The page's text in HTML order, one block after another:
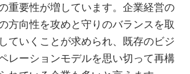
重要性が増しています。企業経営の
方向性を攻めと守りのバランスを取
ていくことが求められ、既存のビジ
レーションモデルを思い切って再構